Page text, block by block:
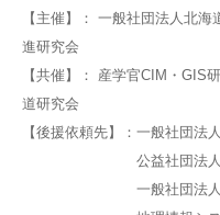
【主催】： 一般社団法人北
進研究会
【共催】： 産学官CIM・GIS
道研究会
【後援依頼先】：一般社団法
公益社団法
一般社団法